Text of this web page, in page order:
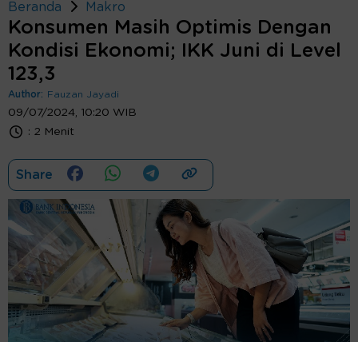
Beranda Makro
Konsumen Masih Optimis Dengan
Kondisi Ekonomi; IKK Juni di Level
123,3
Author: Fauzan Jayadi
09/07/2024, 10:20 WIB
: 2 Menit
Share